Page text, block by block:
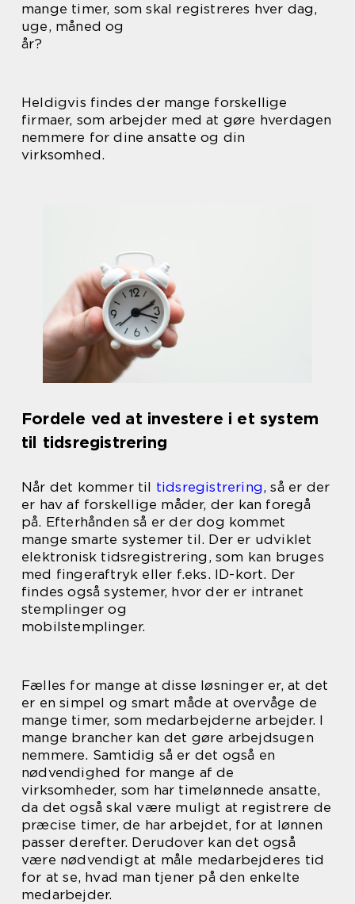
mange timer, som skal registreres hver dag,
uge, måned og
år?
Heldigvis findes der mange forskellige
firmaer, som arbejder med at gøre hverdagen
nemmere for dine ansatte og din
virksomhed.
Fordele ved at investere i et system
til tidsregistrering
Når det kommer til tidsregistrering, så er der
er hav af forskellige måder, der kan foregå
på. Efterhånden så er der dog kommet
mange smarte systemer til. Der er udviklet
elektronisk tidsregistrering, som kan bruges
med fingeraftryk eller f.eks. ID-kort. Der
findes også systemer, hvor der er intranet
stemplinger og
mobilstemplinger.
Fælles for mange at disse løsninger er, at det
er en simpel og smart måde at overvåge de
mange timer, som medarbejderne arbejder. I
mange brancher kan det gøre arbejdsugen
nemmere. Samtidig så er det også en
nødvendighed for mange af de
virksomheder, som har timelønnede ansatte,
da det også skal være muligt at registrere de
præcise timer, de har arbejdet, for at lønnen
passer derefter. Derudover kan det også
være nødvendigt at måle medarbejderes tid
for at se, hvad man tjener på den enkelte
medarbejder.